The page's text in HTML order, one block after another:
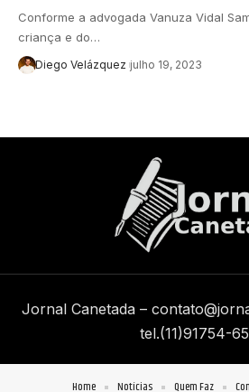
Conforme a advogada Vanuza Vidal
criança e do…
Diego Velázquez julho 19, 2023
Jornal Canetada –
tel.(11)91754-
Home Notícias Quem Faz